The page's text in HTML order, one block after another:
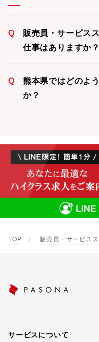
Q
販売員・サービス
仕事はありますか？
Q
熊本県ではどのよ
か？
TOP 販売員・サービス
サービスについて